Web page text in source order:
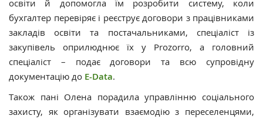
освіти й допомогла їм розробити систему, коли
бухгалтер перевіряє і реєструє договори з працівниками
закладів освіти та постачальниками, спеціаліст із
закупівель оприлюднює їх у Prozorro, а головний
спеціаліст – подає договори та всю супровідну
документацію до E-Data.
Також пані Олена порадила управлінню соціального
захисту, як організувати взаємодію з переселенцями,